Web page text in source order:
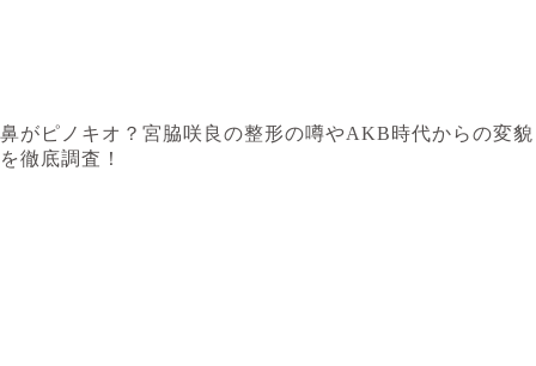
鼻がピノキオ？宮脇咲良の整形の噂やAKB時代からの変貌
を徹底調査！